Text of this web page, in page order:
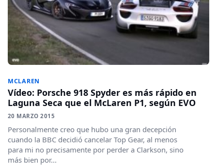
MCLAREN
Vídeo: Porsche 918 Spyder es más rápido en
Laguna Seca que el McLaren P1, según EVO
20 MARZO 2015
Personalmente creo que hubo una gran decepción
cuando la BBC decidió cancelar Top Gear, al menos
para mi no precisamente por perder a Clarkson, sino
más bien por...